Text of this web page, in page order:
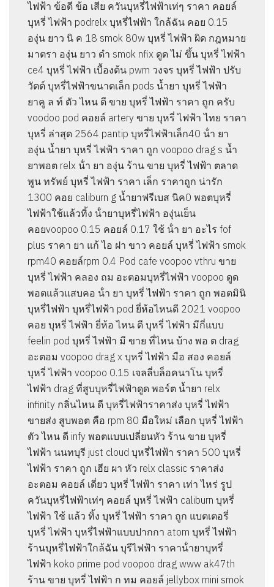
ไฟฟ้า ข้อดี ข้อ เสีย ควันบุหรี่ไฟฟ้าเท่ๆ ราคา คอยล์
บุหรี่ ไฟฟ้า podrelx บุหรี่ไฟฟ้า ใกล้ฉัน คอย 0.15
องุ่น ยาว นิ ค 18 smok 80w บุหรี่ ไฟฟ้า ผิด กฎหมาย
มาตรา องุ่น ยาว ดํา smok nfix ดูด ไม่ ขึ้น บุหรี่ ไฟฟ้า
ce4 บุหรี่ ไฟฟ้า เบื้องต้น pwm วงจร บุหรี่ ไฟฟ้า ปรับ
วัตต์ บุหรี่ไฟฟ้าขนาดเล็ก pods น้ำยา บุหรี่ ไฟฟ้า
ยาคู ล ท์ ตัว ไหน ดี ขาย บุหรี่ ไฟฟ้า ราคา ถูก ครับ
voodoo pod คอยล์ artery ขาย บุหรี่ ไฟฟ้า ไทย ราคา
บุหรี่ ล่าสุด 2564 pantip บุหรี่ไฟฟ้าเล็ก40 น้ํา ยา
องุ่น น้ำยา บุหรี่ ไฟฟ้า ราคา ถูก voopoo drag s น้ำ
ยาพอต relx น้ํา ยา องุ่น ร้าน ขาย บุหรี่ ไฟฟ้า ตลาด
พูน ทรัพย์ บุหรี่ ไฟฟ้า ราคา เล็ก ราคาถูก น่ารัก
1300 คอย caliburn g น้ำยาฟรีเบส นิค0 พอตบุหรี่
ไฟฟ้าใช้แล้วทิ้ง น้ํายาบุหรี่ไฟฟ้า องุ่นเย็น
คอยvoopoo 0.15 คอยล์ 0.17 ใช้ น้ํา ยา อะไร fof
plus ราคา ยา แก้ ไอ ฝา ขาว คอยล์ บุหรี่ ไฟฟ้า smok
rpm40 คอยล์rpm 0.4 Pod cafe voopoo vthru ขาย
บุหรี่ ไฟฟ้า คลอง ถม อะตอมบุหรี่ไฟฟ้า voopoo ดูด
พอตแล้วแสบคอ น้ํา ยา บุหรี่ ไฟฟ้า ราคา ถูก พอตมินิ
บุหรี่ไฟฟ้า บุหรี่ไฟฟ้า pod ยี่ห้อไหนดี 2021 voopoo
คอย บุหรี่ ไฟฟ้า ยี่ห้อ ไหน ดี บุหรี่ ไฟฟ้า มีกี่แบบ
feelin pod บุหรี่ ไฟฟ้า มี ขาย ที่ไหน บ้าง พอ ต drag
อะตอม voopoo drag x บุหรี่ ไฟฟ้า มือ สอง คอยล์
บุหรี่ ไฟฟ้า voopoo 0.15 เจลลี่บล็อคนาโน บุหรี่
ไฟฟ้า drag ที่สูบบุหรี่ไฟฟ้าดูด พอร์ต น้ำยา relx
infinity กลิ่นไหน ดี บุหรี่ไฟฟ้าราคาส่ง บุหรี่ ไฟฟ้า
ขายส่ง สูบพอต คือ rpm 80 มือใหม่ เลือก บุหรี่ ไฟฟ้า
ตัว ไหน ดี infy พอตแบบเปลี่ยนหัว ร้าน ขาย บุหรี่
ไฟฟ้า นนทบุรี just cloud บุหรี่ไฟฟ้า ราคา 500 บุหรี่
ไฟฟ้า ราคา ถูก เฮีย ผา หัว relx classic ราคาส่ง
อะตอม คอยล์ เดี่ยว บุหรี่ ไฟฟ้า ราคา เท่า ไหร่ รูป
ควันบุหรี่ไฟฟ้าเท่ๆ คอยล์ บุหรี่ ไฟฟ้า caliburn บุหรี่
ไฟฟ้า ใช้ แล้ว ทิ้ง บุหรี่ ไฟฟ้า ราคา ถูก แบตเตอรี่
บุหรี่ ไฟฟ้า บุหรี่ไฟฟ้าแบบปากกา atom บุหรี่ ไฟฟ้า
ร้านบุหรี่ไฟฟ้าใกล้ฉัน บุรีไฟฟ้า ราคาน้ํายาบุหรี่
ไฟฟ้า koko prime pod voopoo drag www ak47th
ร้าน ขาย บุหรี่ ไฟฟ้า ก ทม คอยล์ jellybox mini smok